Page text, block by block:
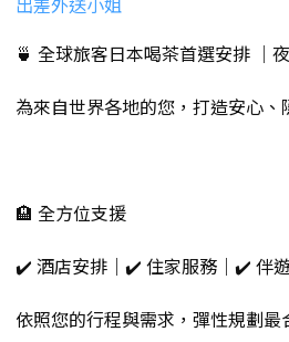
🍵 全球旅客日本喝茶首選安排 ｜
為來自世界各地的您，打造安心
🏨 全方位支援
✔️ 酒店安排｜✔️ 住家服務｜✔️ 伴
依照您的行程與需求，彈性規劃最